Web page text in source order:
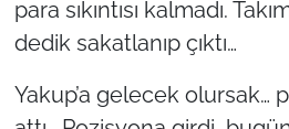
para sıkıntısı kalmadı.
dedik sakatlanıp çıktı…
Yakup’a gelecek olursak…